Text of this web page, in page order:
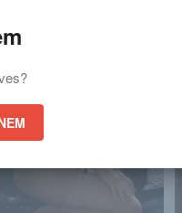
2015/